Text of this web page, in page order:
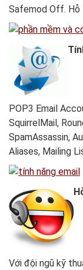
Safemod Off.
POP3 Email
SquirrelMail,
SpamAssassin,
Aliases, Mailing
Với đội ngũ kỹ